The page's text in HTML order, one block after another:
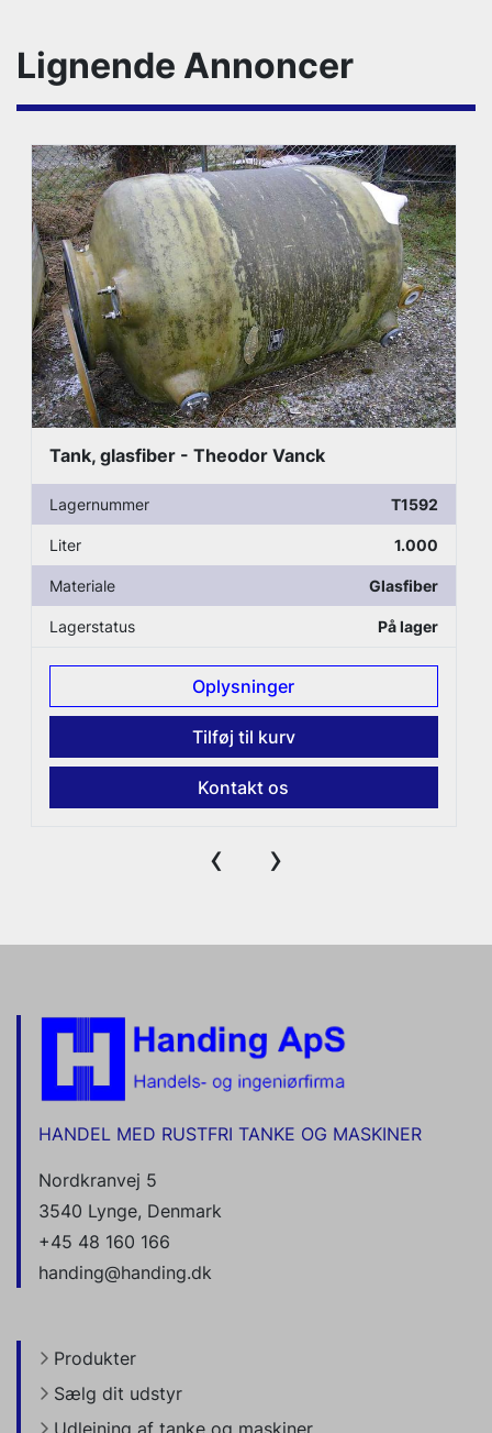
Lignende Annoncer
Tank, glasfiber - Theodor Vanck
Lagernummer T1592
Liter 1.000
Materiale Glasfiber
Lagerstatus På lager
Oplysninger
Tilføj til kurv
Kontakt os
‹ ›
HANDEL MED RUSTFRI TANKE OG MASKINER
Nordkranvej 5
3540 Lynge, Denmark
+45 48 160 166
handing@handing.dk
Produkter
Sælg dit udstyr